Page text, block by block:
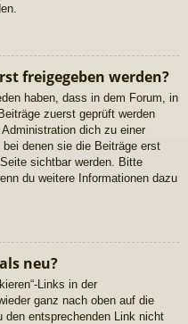
freigegeben werden?
haben, dass in dem Forum, in
zuerst geprüft werden
dich zu einer
denen sie die Beiträge erst
sichtbar werden. Bitte
du weitere Informationen dazu
neu?
Links in der
ganz nach oben auf die
entsprechenden Link nicht